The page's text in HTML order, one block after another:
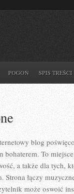
POGOŃ SPIS TREŚCI
blog
bohaterem. To
a także dla tych,
Strona łączy
może oswoić